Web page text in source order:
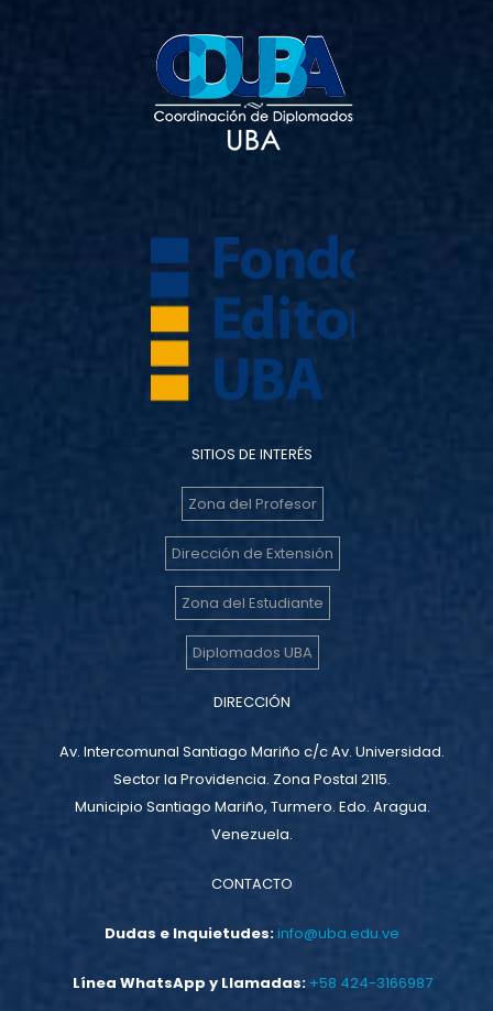
SITIOS DE INTERÉS
Zona del Profesor
Dirección de Extensión
Zona del Estudiante
Diplomados UBA
DIRECCIÓN
Av. Intercomunal Santiago Mariño c/c Av. Universidad.
Sector la Providencia. Zona Postal 2115.
Municipio Santiago Mariño, Turmero. Edo. Aragua.
Venezuela.
CONTACTO
Dudas e Inquietudes:info@uba.edu.ve
Línea WhatsApp y Llamadas:+58 424-3166987